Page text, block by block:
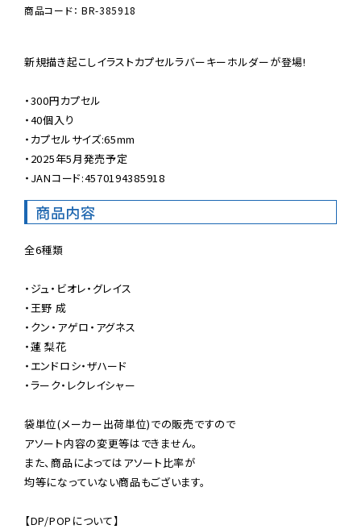
商品コード： BR-385918
新規描き起こしイラストカプセルラバーキーホルダーが登場!
・300円カプセル
・40個入り
・カプセルサイズ:65mm
・2025年5月発売予定
・JANコード:4570194385918
商品内容
全6種類
・ジュ・ビオレ・グレイス
・王野 成
・クン・アゲロ・アグネス
・蓮 梨花
・エンドロシ・ザハード
・ラーク・レクレイシャー
袋単位(メーカー出荷単位)での販売ですので
アソート内容の変更等はできません。
また、商品によってはアソート比率が
均等になっていない商品もございます。
【DP/POPについて】